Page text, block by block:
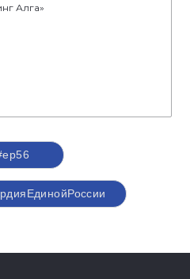
Алга»